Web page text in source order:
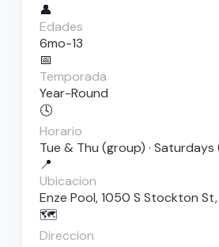
👤
Edades
6mo-13
📅
Temporada
Year-Round
🕓
Horario
Tue & Thu (group) ·
📍
Ubicacion
Enze Pool, 1050 S Stockton
🗺️
Direccion